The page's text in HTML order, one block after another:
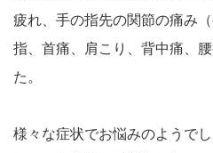
疲れ、手の指先の関節の痛み
指、首痛、肩こり、背中痛、
た。
様々な症状でお悩みのようで